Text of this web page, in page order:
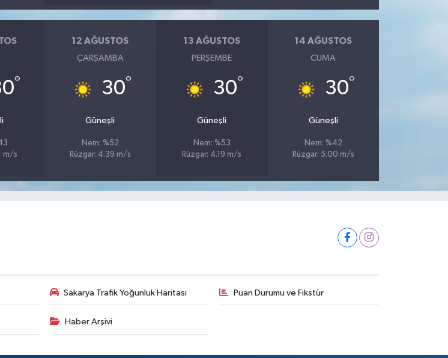
°
m/s
12 AĞUSTOS
ÇARŞAMBA
30°
Güneşli
Nem: %52
Rüzgar: 4.39 m/s
13 AĞUSTOS
PERŞEMBE
30°
Güneşli
Nem: %53
Rüzgar: 4.19 m/s
14 AĞUSTOS
CUMA
30°
Güneşli
Nem: %42
Rüzgar: 5.00 m/s
Sakarya Trafik Yoğunluk Haritası Puan Durumu ve Fikstür
Haber Arşivi